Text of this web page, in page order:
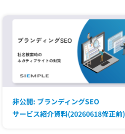
非公開: ブランディングSEO
サービス紹介資料(20260618修正前)